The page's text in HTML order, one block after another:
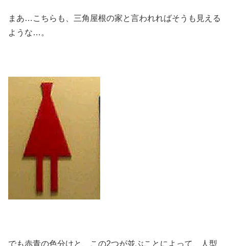
まあ…こちらも、三角屋根の家と言われればそうも見える
ような…。
でも赤青の色分けと、この2つが並ぶことによって、人型